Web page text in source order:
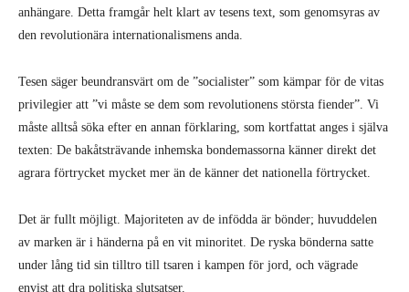
anhängare. Detta framgår helt klart av tesens text, som genomsyras av
den revolutionära internationalismens anda.
Tesen säger beundransvärt om de ”socialister” som kämpar för de vitas
privilegier att ”vi måste se dem som revolutionens största fiender”. Vi
måste alltså söka efter en annan förklaring, som kortfattat anges i själva
texten: De bakåtsträvande inhemska bondemassorna känner direkt det
agrara förtrycket mycket mer än de känner det nationella förtrycket.
Det är fullt möjligt. Majoriteten av de infödda är bönder; huvuddelen
av marken är i händerna på en vit minoritet. De ryska bönderna satte
under lång tid sin tilltro till tsaren i kampen för jord, och vägrade
envist att dra politiska slutsatser.